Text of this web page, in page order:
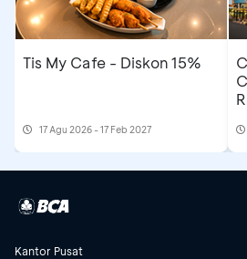
Tis My Cafe - Diskon 15%
17 Agu 2026 - 17 Feb 2027
Kantor Pusat